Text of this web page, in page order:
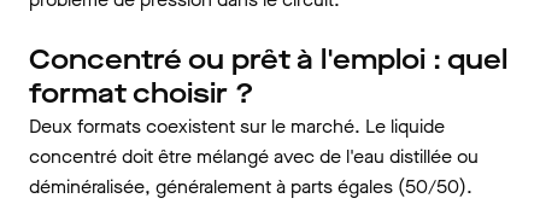
Concentré ou prêt à l'emploi : quel
format choisir ?
Deux formats coexistent sur le marché. Le liquide
concentré doit être mélangé avec de l'eau distillée ou
déminéralisée, généralement à parts égales (50/50).